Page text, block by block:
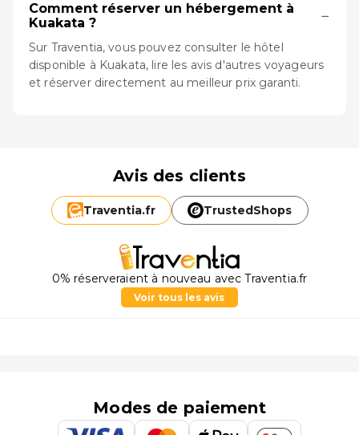
Comment réserver un hébergement à
Kuakata ?
−
Sur Traventia, vous pouvez consulter le hôtel
disponible à Kuakata, lire les avis d'autres voyageurs
et réserver directement au meilleur prix garanti.
Avis des clients
Traventia.fr TrustedShops
0% réserveraient à nouveau avec Traventia.fr
Voir tous les avis
Modes de paiement